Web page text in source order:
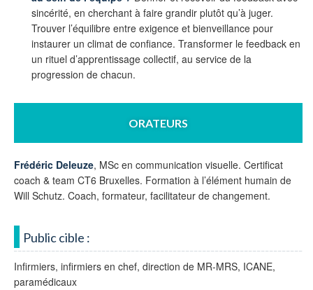
sincérité, en cherchant à faire grandir plutôt qu’à juger.
Trouver l’équilibre entre exigence et bienveillance pour
instaurer un climat de confiance. Transformer le feedback en
un rituel d’apprentissage collectif, au service de la
progression de chacun.
ORATEURS
Frédéric Deleuze, MSc en communication visuelle. Certificat
coach & team CT6 Bruxelles. Formation à l’élément humain de
Will Schutz. Coach, formateur, facilitateur de changement.
Public cible :
Infirmiers, infirmiers en chef, direction de MR-MRS, ICANE,
paramédicaux